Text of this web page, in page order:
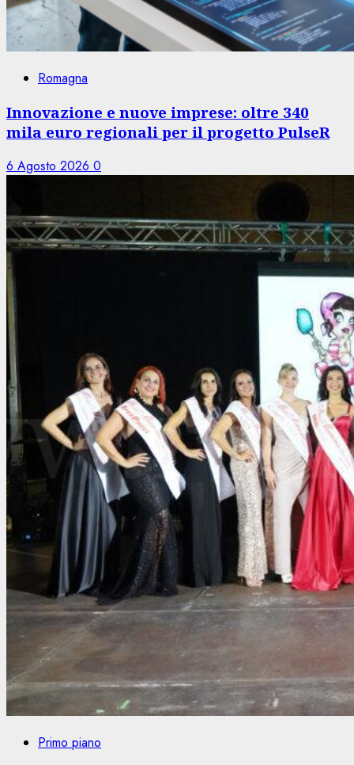
Romagna
Innovazione e nuove imprese: oltre 340
mila euro regionali per il progetto PulseR
6 Agosto 2026 0
Primo piano